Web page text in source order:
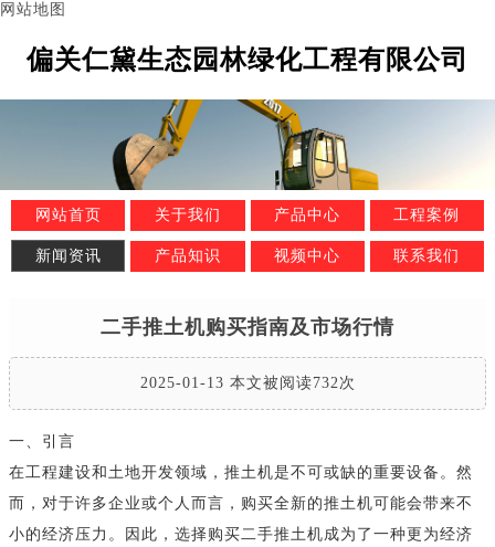
网站地图
偏关仁黛生态园林绿化工程有限公司
网站首页 关于我们 产品中心 工程案例
新闻资讯 产品知识 视频中心 联系我们
二手推土机购买指南及市场行情
2025-01-13 本文被阅读732次
一、引言
在工程建设和土地开发领域，推土机是不可或缺的重要设备。然
而，对于许多企业或个人而言，购买全新的推土机可能会带来不
小的经济压力。因此，选择购买二手推土机成为了一种更为经济